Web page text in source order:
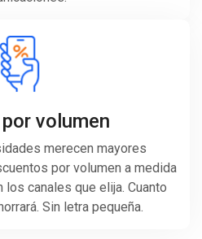
volumen
merecen mayores
por volumen a medida
los canales que elija. Cuanto
Sin letra pequeña.